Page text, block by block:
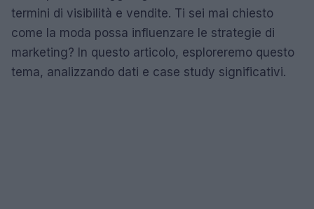
termini di visibilità e vendite. Ti sei mai chiesto
come la moda possa influenzare le strategie di
marketing? In questo articolo, esploreremo questo
tema, analizzando dati e case study significativi.